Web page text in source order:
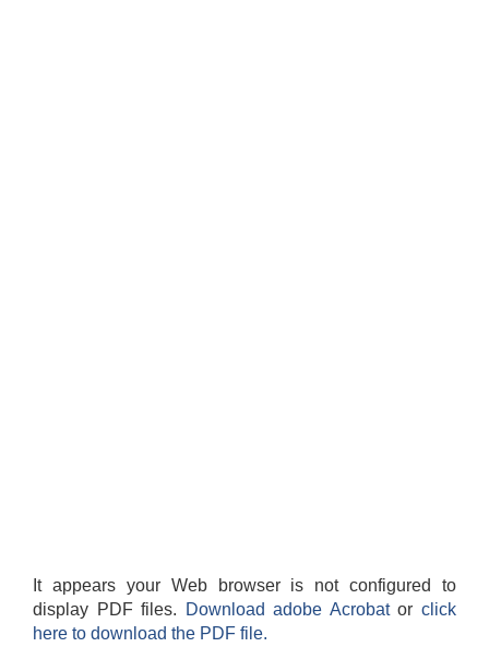
It appears your Web browser is not configured to
display PDF files.
Download adobe Acrobatorclick
here to download the PDF file.